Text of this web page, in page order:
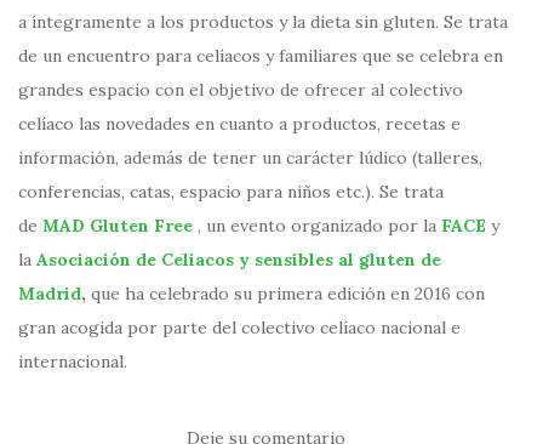
a íntegramente a los productos y la dieta sin gluten. Se trata
de un encuentro para celíacos y familiares que se celebra en
grandes espacio con el objetivo de ofrecer al colectivo
celíaco las novedades en cuanto a productos, recetas e
información, además de tener un carácter lúdico (talleres,
conferencias, catas, espacio para niños etc.). Se trata
de MAD Gluten Free , un evento organizado por la FACE y
la Asociación de Celiacos y sensibles al gluten de
Madrid, que ha celebrado su primera edición en 2016 con
gran acogida por parte del colectivo celíaco nacional e
internacional.
Deje su comentario